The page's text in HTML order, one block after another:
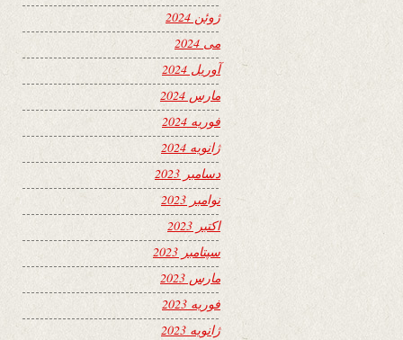
ژوئن 2024
می 2024
آوریل 2024
مارس 2024
فوریه 2024
ژانویه 2024
دسامبر 2023
نوامبر 2023
اکتبر 2023
سپتامبر 2023
مارس 2023
فوریه 2023
ژانویه 2023